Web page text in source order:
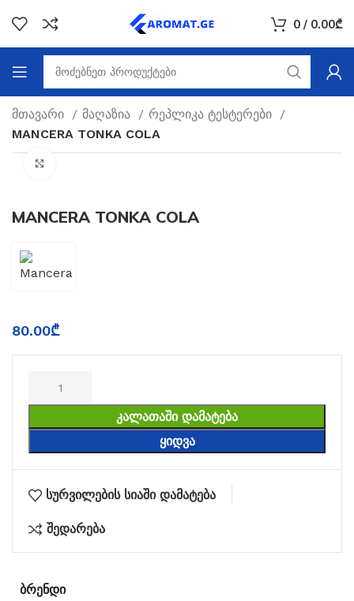
0 / 0.00₾
მთავარი მაღაზია
რეპლიკა ტესტერები
MANCERA TONKA COLA
MANCERA TONKA COLA
80.00₾
ᲙᲐᲚᲐᲗᲐᲨᲘ ᲓᲐᲛᲐᲢᲔᲑᲐ
ᲧᲘᲓᲕᲐ
სურვილების სიაში დამატება
შედარება
ᲑᲠᲔᲜᲓᲘ